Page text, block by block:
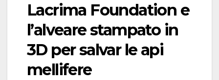
Lacrima Foundation e
l’alveare stampato in
3D per salvar le api
mellifere